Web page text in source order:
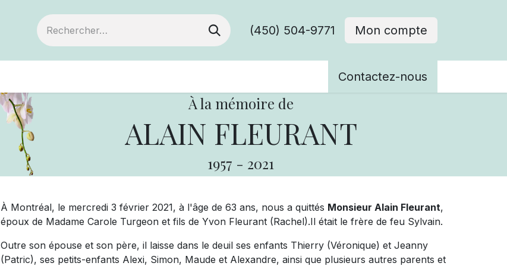
(450) 504-9771 Mon compte
Contactez-nous
À la mémoire de
ALAIN FLEURANT
1957 - 2021
À Montréal, le mercredi 3 février 2021, à l'âge de 63 ans, nous a quittés Monsieur Alain Fleurant,
époux de Madame Carole Turgeon et fils de Yvon Fleurant (Rachel).Il était le frère de feu Sylvain.
Outre son épouse et son père, il laisse dans le deuil ses enfants Thierry (Véronique) et Jeanny
(Patric), ses petits-enfants Alexi, Simon, Maude et Alexandre, ainsi que plusieurs autres parents et